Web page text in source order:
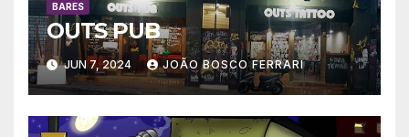
BARES
OUTS PUB
JUN 7, 2024 JOÃO BOSCO FERRARI